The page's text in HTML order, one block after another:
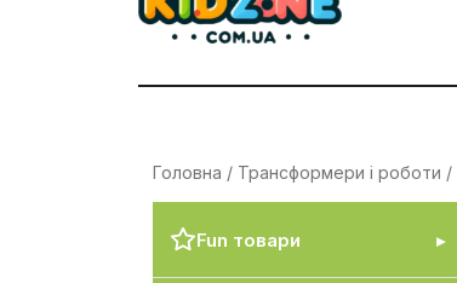
Головна / Трансформери і роботи /
Fun товари